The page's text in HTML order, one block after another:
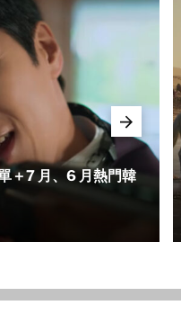
＋7 月、6 月熱門韓